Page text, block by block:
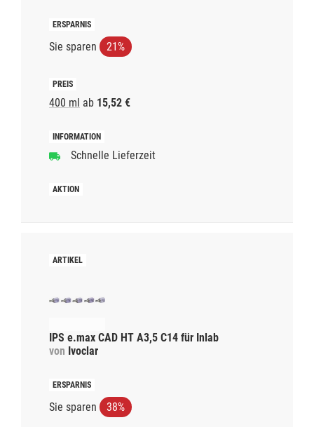
Sie sparen 21%
400 ml ab 15,52 €
Schnelle Lieferzeit
IPS e.max CAD HT A3,5 C14 für Inlab
von Ivoclar
Sie sparen 38%